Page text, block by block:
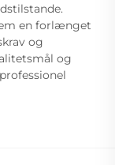
en forlænget
og
og